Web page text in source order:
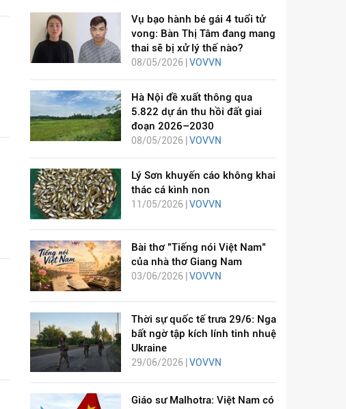
Vụ bạo hành bé gái 4 tuổi tử
vong: Bàn Thị Tâm đang mang
thai sẽ bị xử lý thế nào?
08/05/2026 | VOVVN
Hà Nội đề xuất thông qua
5.822 dự án thu hồi đất giai
đoạn 2026–2030
08/05/2026 | VOVVN
Lý Sơn khuyến cáo không khai
thác cá kình non
11/05/2026 | VOVVN
Bài thơ "Tiếng nói Việt Nam"
của nhà thơ Giang Nam
03/06/2026 | VOVVN
Thời sự quốc tế trưa 29/6: Nga
bất ngờ tập kích lính tinh nhuệ
Ukraine
29/06/2026 | VOVVN
Giáo sư Malhotra: Việt Nam có